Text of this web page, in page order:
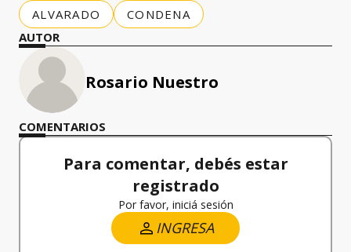
ALVARADO
CONDENA
AUTOR
Rosario Nuestro
COMENTARIOS
Para comentar, debés estar
registrado
Por favor, iniciá sesión
INGRESA